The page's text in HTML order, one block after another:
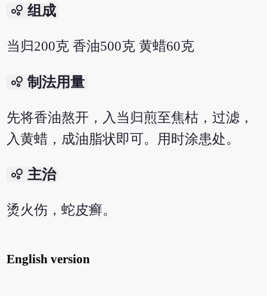
bubble_chart 组成
当归200克 香油500克 黄蜡60克
bubble_chart 制法用量
先将香油熬开，入当归煎至焦枯，过滤，
入黄蜡，成油脂状即可。用时涂患处。
bubble_chart 主治
烫火伤，蛇皮癣。
English version